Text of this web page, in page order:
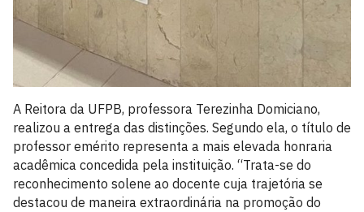
A Reitora da UFPB, professora Terezinha Domiciano,
realizou a entrega das distinções. Segundo ela, o título de
professor emérito representa a mais elevada honraria
acadêmica concedida pela instituição. “Trata-se do
reconhecimento solene ao docente cuja trajetória se
destacou de maneira extraordinária na promoção do